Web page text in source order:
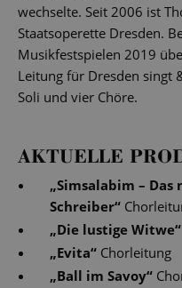
wechselte. Seit 2006 ist
Staatsoperette Dresden.
Musikfestspielen 2019
Leitung für Dresden singt
Soli und vier Chöre.
AKTUELLE
„Simsalabim – Das
Schreiber“
„Die lustige Witwe“
„Evita“ Chorleitung
„Ball im Savoy“